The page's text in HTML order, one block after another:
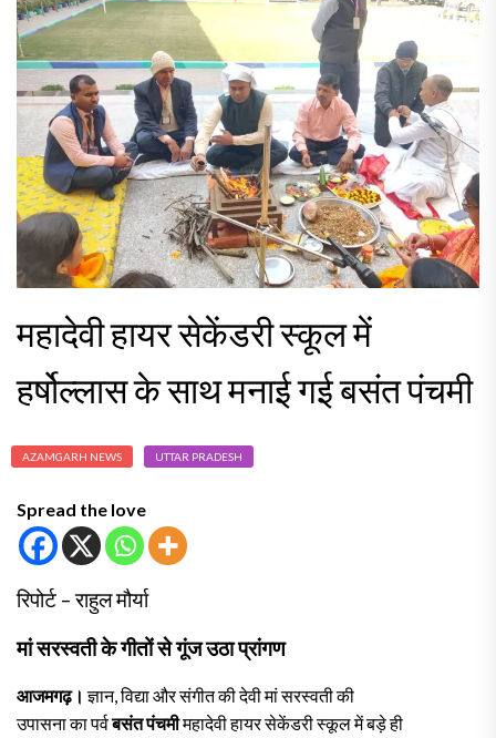
महादेवी हायर सेकेंडरी स्कूल में
हर्षोल्लास के साथ मनाई गई बसंत पंचमी
AZAMGARH NEWS UTTAR PRADESH
Spread the love
रिपोर्ट – राहुल मौर्या
मां सरस्वती के गीतों से गूंज उठा प्रांगण
आजमगढ़। ज्ञान, विद्या और संगीत की देवी मां सरस्वती की
उपासना का पर्वबसंत पंचमीमहादेवी हायर सेकेंडरी स्कूल में बड़े ही